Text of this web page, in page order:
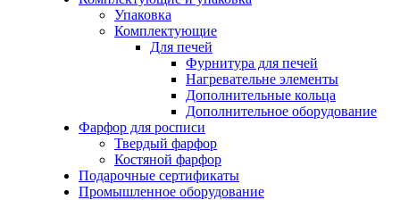
Упаковка
Комплектующие
Для печей
Фурнитура для печей
Нагревательне элементы
Дополнительные кольца
Дополнительное оборудование
Фарфор для росписи
Твердый фарфор
Костяной фарфор
Подарочные сертификаты
Промышленное оборудование